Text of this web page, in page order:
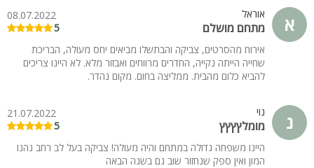
א אוראל
מתחם מושלם
08.07.2022
5
אירוח מהסרטים, צביקה והבתשלו מביאים יחס מעולה, הבריכת
שחייה הייתה נקייה, החדרים מרווחים ואבזור מלא. לא היינו צריכים
להביא כלום מהבית. ממליצה בחום. מקום נהדר.
נ נוי
מומלץץץץ
21.07.2022
5
היינו משפחה גדולה במתחם והיה מעולה! צביקה בעל לב רחב נהנו
המון ואין ספק שנחזור שוב גם בשנה הבאה